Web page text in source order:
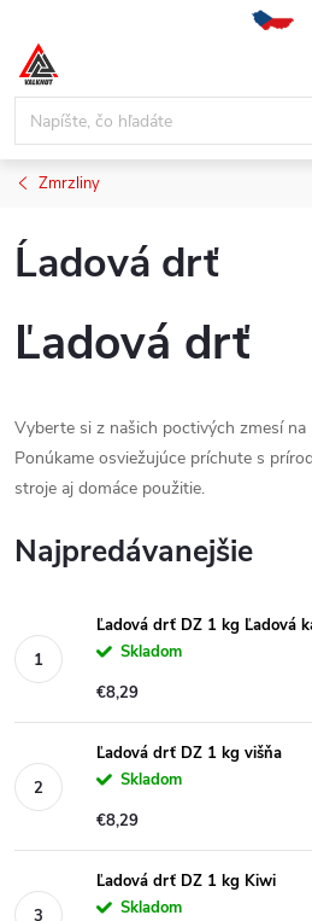
Prejsť
obsah
Zmrzliny
Ĺadová drť
Ľadová drť
Vyberte si z našich poctivých zmesí na
Ponúkame osviežujúce príchute s
stroje aj domáce použitie.
Najpredávanejšie
Ľadová drť DZ 1 kg Ľadová
Skladom
€8,29
Ľadová drť DZ 1 kg višňa
Skladom
€8,29
Ľadová drť DZ 1 kg Kiwi
Skladom